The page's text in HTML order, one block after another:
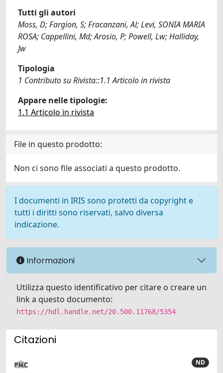
Tutti gli autori
Moss, D; Fargion, S; Fracanzani, Al; Levi, SONIA MARIA
ROSA; Cappellini, Md; Arosio, P; Powell, Lw; Halliday,
Jw
Tipologia
1 Contributo su Rivista::1.1 Articolo in rivista
Appare nelle tipologie:
1.1 Articolo in rivista
File in questo prodotto:
Non ci sono file associati a questo prodotto.
I documenti in IRIS sono protetti da copyright e
tutti i diritti sono riservati, salvo diversa
indicazione.
Informazioni
Utilizza questo identificativo per citare o creare un
link a questo documento:
https://hdl.handle.net/20.500.11768/5354
Citazioni
ND